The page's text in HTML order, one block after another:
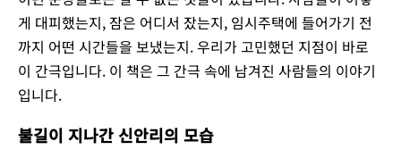
게 대피했는지, 잠은 어디서 잤는지, 임시주택에 들어가기 전
까지 어떤 시간들을 보냈는지. 우리가 고민했던 지점이 바로
이 간극입니다. 이 책은 그 간극 속에 남겨진 사람들의 이야기
입니다.
불길이 지나간 신안리의 모습